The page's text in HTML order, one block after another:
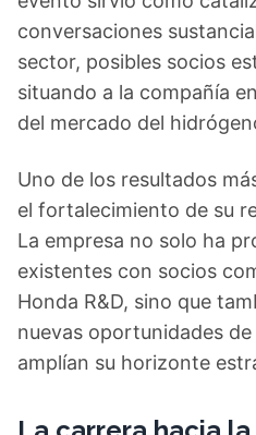
conversaciones
sector, posibles socios
situando a la compañía
del mercado del
Uno de los resultados
el fortalecimiento de su
La empresa no solo ha
existentes con socios
Honda R&D, sino que
nuevas oportunidades
amplían su horizonte